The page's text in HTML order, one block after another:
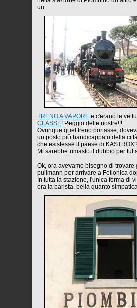
un
TRENO A VAPORE e c'erano le
CLASSE! Peggio delle nostre!!!
Ovunque quel treno portasse,
un posto più handicappato della
che esistesse il paese di
Mi sarebbe rimasto il dubbio per
Ok, ora avevamo bisogno di trovare
pullmann per arrivare a Follonica
In tutta la stazione, l'unica forma di
era la barista, bella quanto